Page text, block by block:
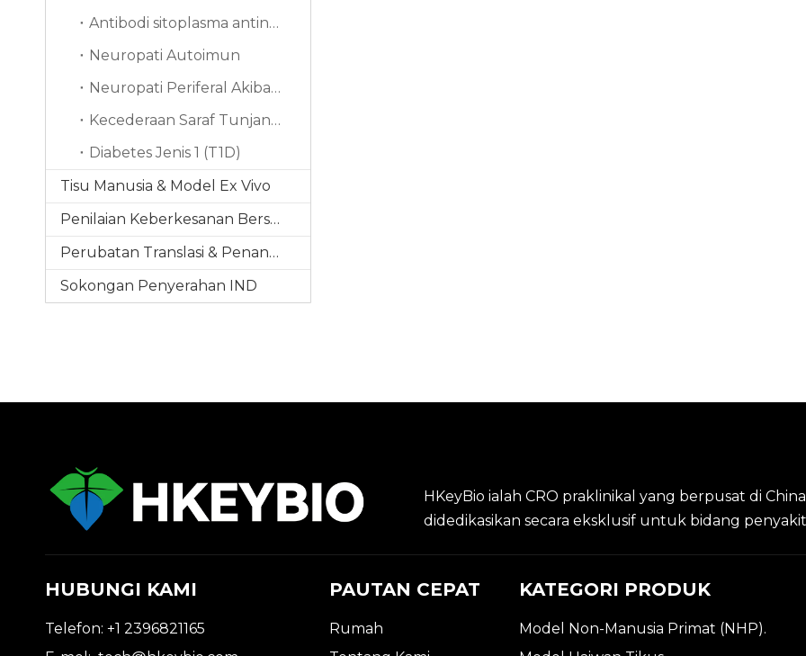
Antibodi sitoplasma antineutrofil
Neuropati Autoimun
Neuropati Periferal Akibat Kemoterapi (CIPN)
Kecederaan Saraf Tunjang (SCI)
Diabetes Jenis 1 (T1D)
Tisu Manusia & Model Ex Vivo
Penilaian Keberkesanan Bersepadu
Perubatan Translasi & Penanda Bio
Sokongan Penyerahan IND
HKeyBio ialah CRO praklinikal yang berpusat di
didedikasikan secara eksklusif untuk bidang
HUBUNGI KAMI
Telefon: +1 2396821165
PAUTAN CEPAT
Rumah
KATEGORI PRODUK
Model Non-Manusia Primat (NHP).